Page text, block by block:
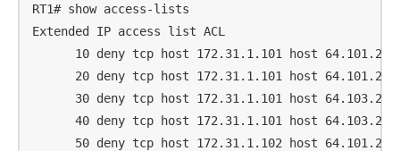
RT1# show access-lists
Extended IP access list ACL
10 deny tcp host 172.31.1.101 host
20 deny tcp host 172.31.1.101 host
30 deny tcp host 172.31.1.101 host
40 deny tcp host 172.31.1.101 host
50 deny tcp host 172.31.1.102 host